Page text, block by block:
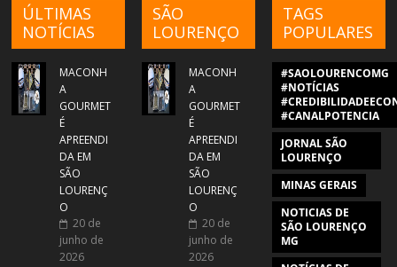
ÚLTIMAS
NOTÍCIAS
MACONH
A
GOURMET
É
APREENDI
DA EM
SÃO
LOURENÇ
O
20 de
junho de
2026
SÃO
LOURENÇO
MACONH
A
GOURMET
É
APREENDI
DA EM
SÃO
LOURENÇ
O
20 de
junho de
2026
TAGS
POPULARES
#SAOLOURENCOMG
#NOTÍCIAS
#CANALPOTENCIA
JORNAL SÃO
LOURENÇO
MINAS GERAIS
NOTICIAS DE
SÃO LOURENÇO
MG